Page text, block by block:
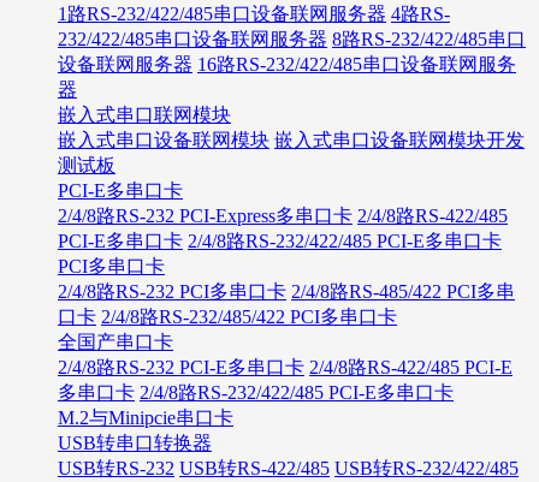
1路RS-232/422/485串口设备联网服务器 4路RS-
232/422/485串口设备联网服务器 8路RS-232/422/485串口
设备联网服务器 16路RS-232/422/485串口设备联网服务
器
嵌入式串口联网模块
嵌入式串口设备联网模块 嵌入式串口设备联网模块开发
测试板
PCI-E多串口卡
2/4/8路RS-232 PCI-Express多串口卡 2/4/8路RS-422/485
PCI-E多串口卡 2/4/8路RS-232/422/485 PCI-E多串口卡
PCI多串口卡
2/4/8路RS-232 PCI多串口卡 2/4/8路RS-485/422 PCI多串
口卡 2/4/8路RS-232/485/422 PCI多串口卡
全国产串口卡
2/4/8路RS-232 PCI-E多串口卡 2/4/8路RS-422/485 PCI-E
多串口卡 2/4/8路RS-232/422/485 PCI-E多串口卡
M.2与Minipcie串口卡
USB转串口转换器
USB转RS-232 USB转RS-422/485 USB转RS-232/422/485